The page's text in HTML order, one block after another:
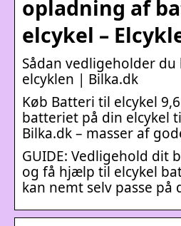
opladning af
elcykel –
Sådan vedligeholder
elcyklen | Bilka.dk
Køb Batteri til elcykel
batteriet på din elcykel
Bilka.dk – masser af
GUIDE: Vedligehold dit
og få hjælp til elcykel
kan nemt selv passe på